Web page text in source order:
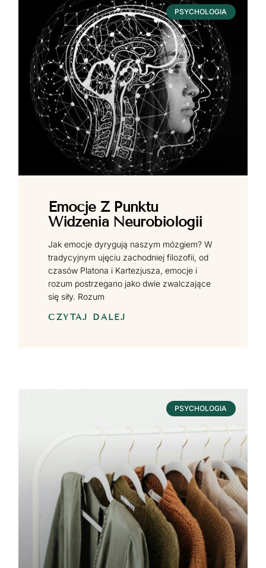
PSYCHOLOGIA
Emocje Z Punktu
Widzenia Neurobiologii
Jak emocje dyrygują naszym mózgiem? W
tradycyjnym ujęciu zachodniej filozofii, od
czasów Platona i Kartezjusza, emocje i
rozum postrzegano jako dwie zwalczające
się siły. Rozum
CZYTAJ DALEJ
PSYCHOLOGIA